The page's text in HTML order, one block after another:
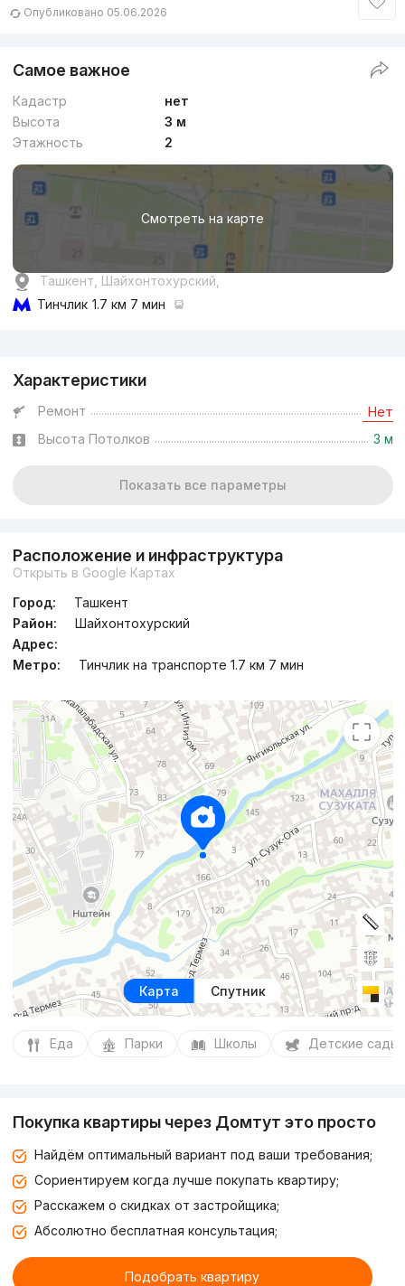
Опубликовано 05.06.2026
Самое важное
Кадастр
нет
Высота
3 м
Этажность
2
Смотреть на карте
Ташкент, Шайхонтохурский,
Тинчлик 1.7 км 7 мин
Характеристики
Ремонт Нет
Высота Потолков 3 м
Показать все параметры
Расположение и инфраструктура
Открыть в Google Картах
Город:
Ташкент
Район:
Шайхонтохурский
Адрес:
Метро:
Тинчлик на транспорте 1.7 км 7 мин
Карта Спутник
Еда Парки Школы Детские сады
Покупка квартиры через Домтут это просто
Найдём оптимальный вариант под ваши требования;
Сориентируем когда лучше покупать квартиру;
Расскажем о скидках от застройщика;
Абсолютно бесплатная консультация;
Подобрать квартиру